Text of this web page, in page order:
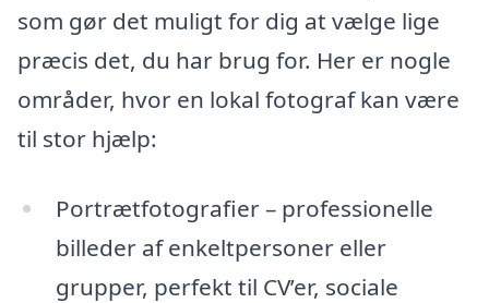
som gør det muligt for dig at vælge lige
præcis det, du har brug for. Her er nogle
områder, hvor en lokal fotograf kan være
til stor hjælp:
Portrætfotografier – professionelle
billeder af enkeltpersoner eller
grupper, perfekt til CV’er, sociale